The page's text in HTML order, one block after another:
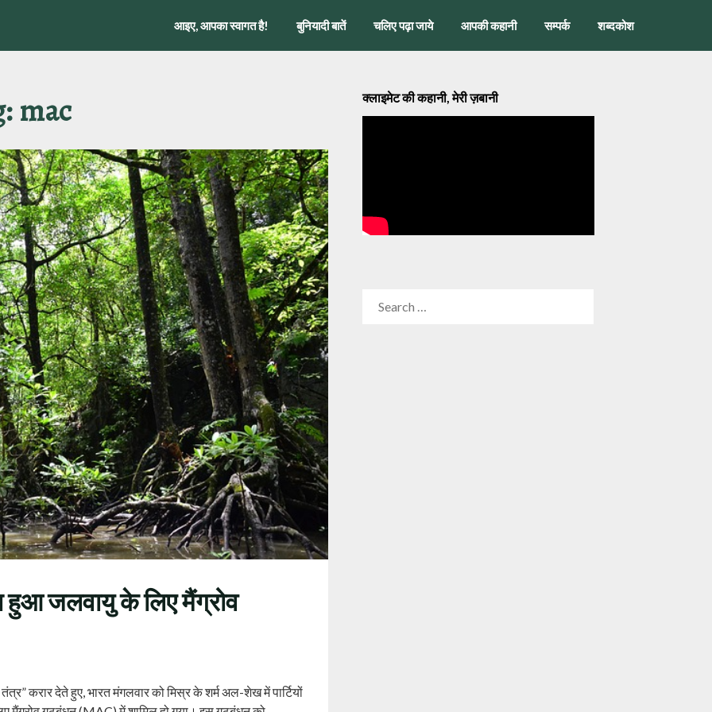
आइए, आपका स्वागत है! बुनियादी बातें चलिए पढ़ा जाये आपकी कहानी सम्पर्क शब्दकोश
mac
जलवायु के लिए मैंग्रोव
करार देते हुए, भारत मंगलवार को मिस्र के शर्म अल-शेख में पार्टियों
क्लाइमेट की कहानी, मेरी ज़बानी